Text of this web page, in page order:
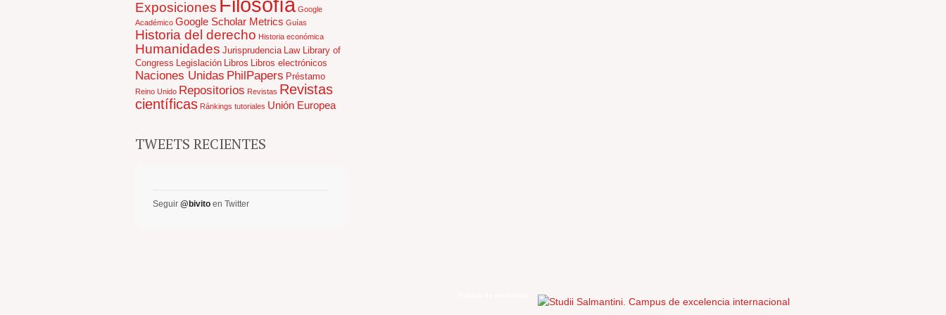
Exposiciones Filosofía Google
Académico Google Scholar Metrics Guías
Historia del derecho Historia económica
Humanidades Jurisprudencia Law Library of
Congress Legislación Libros Libros electrónicos
Naciones Unidas PhilPapers Préstamo
Reino Unido Repositorios Revistas Revistas
científicas Ránkings tutoriales Unión Europea
TWEETS RECIENTES
Seguir @bivito en Twitter